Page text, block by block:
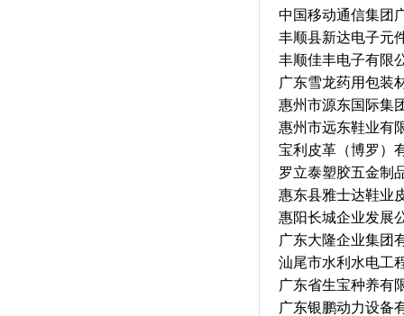
中国移动通信集团
丰顺县新达电子元
丰顺佳丰电子有限
广东雪龙药用包装
惠州市源东国际集
惠州市远东鞋业有
宝利皮革（博罗）
罗立泰塑胶五金制
惠东县雅士达鞋业
惠阳长城企业发展
广东大隆企业集团
汕尾市水利水电工
广东省生宝种养有
广东银鹏动力设备